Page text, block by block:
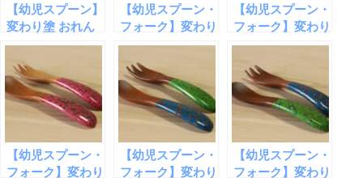
【幼児スプーン】
変わり塗 おれん
じ
【幼児スプーン・
フォーク】変わり
塗 [スプーン]ぴ
んく・[フォーク]
おれんじ
【幼児スプーン・
フォーク】変わり
塗 [スプーン]お
ク]ぴんく
【幼児スプーン・
フォーク】変わり
【幼児スプーン・
フォーク】変わり
【幼児スプーン・
フォーク】変わり